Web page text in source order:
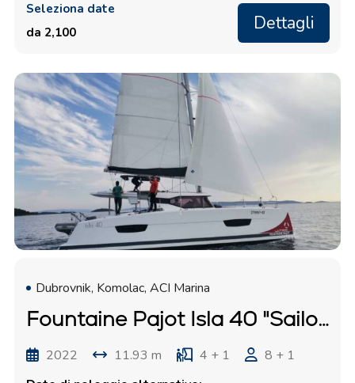
Seleziona date
da 2,100
Dettagli
Dubrovnik, Komolac, ACI Marina
Fountaine Pajot Isla 40 "Sailor Venus"
2022 11.93 m 4 + 1
8 + 1